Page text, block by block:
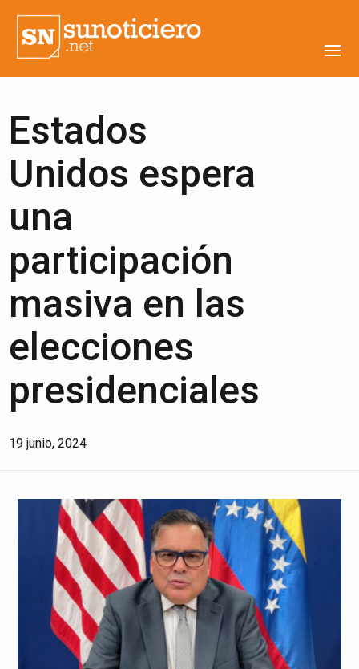
Estados
Unidos espera
una
participación
masiva en las
elecciones
presidenciales
19 junio, 2024